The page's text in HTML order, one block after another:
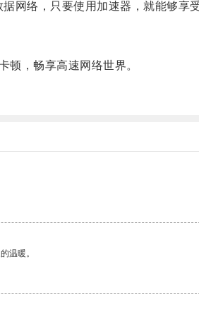
络，只要使用加速器，就能够享受
，畅享高速网络世界。
温暖。